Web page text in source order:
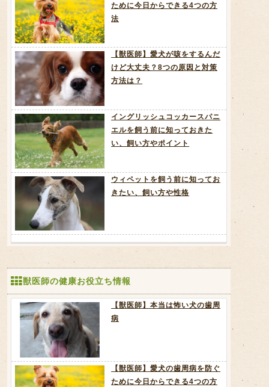
ために今日からできる4つの方
法
【獣医師】愛犬が咳をするんだ
けど大丈夫？8つの原因と対策
方法は？
イングリッシュコッカースパニ
エルを飼う前に知っておきた
い、飼い方やポイント
ウィペットを飼う前に知ってお
きたい、飼い方や性格
獣医師の健康お役立ち情報
【獣医師】本当は怖い犬の歯周
病
【獣医師】愛犬の歯周病を防ぐ
ために今日からできる4つの方